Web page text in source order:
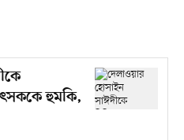
হুমকি,